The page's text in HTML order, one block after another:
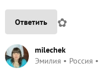
Ответить ✿
milechek
Эмилия
Россия